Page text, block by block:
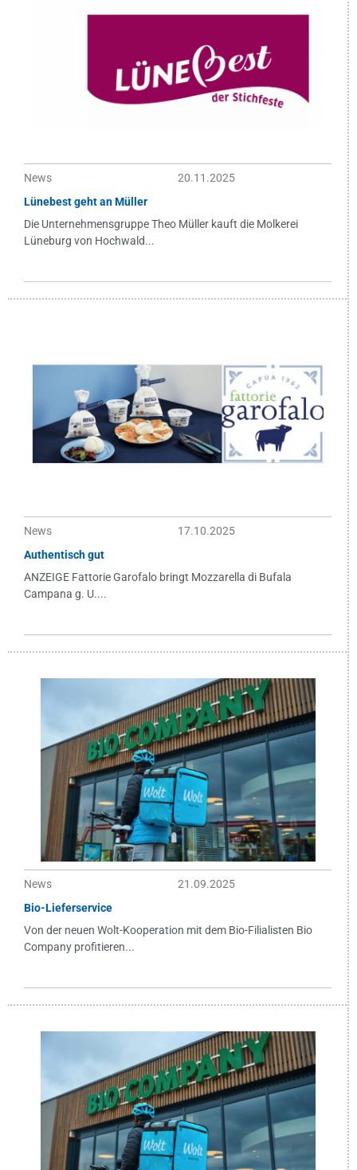
News
20.11.2025
Lünebest geht an Müller
Die Unternehmensgruppe Theo Müller kauft die Molkerei
Lüneburg von Hochwald...
News
17.10.2025
Authentisch gut
ANZEIGE Fattorie Garofalo bringt Mozzarella di Bufala
Campana g. U....
News
21.09.2025
Bio-Lieferservice
Von der neuen Wolt-Kooperation mit dem Bio-Filialisten Bio
Company profitieren...